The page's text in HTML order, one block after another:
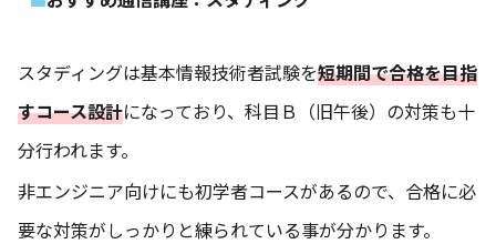
スタディングは基本情報技術者試験を短期間で合格を目指
すコース設計になっており、科目Ｂ（旧午後）の対策も十
分行われます。
非エンジニア向けにも初学者コースがあるので、合格に必
要な対策がしっかりと練られている事が分かります。